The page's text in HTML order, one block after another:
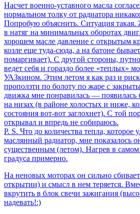
Насчет военно-уставного масла
нормальном толку от радиатора
Попробую объяснить. Ситуация такая.
в натяг на минимальных оборотах
хорошем масле давление с открытым
козле еще туда-сюда, а на батоне
помаргивает). С другой стороны,
ведет себя и гораздо более «теплых»
УАЗкином. Этим летом я как раз и
проползти по болоту по жаре с
движка мне понравилась — появилась
на низах (в районе холостых и ниже,
состояния вот-вот заглохнет). С той
открывал и впредь не собираюсь.
P. S. Что до количества тепла, которое
маслянный радиатор, мне показалось
существенным (летом). Нагрев в самом
градуса примерно.
На неновых моторах он сильно
открытии) и смысл в нем теряется.
вкрутить в блок свечи зажигания
надевать!:)